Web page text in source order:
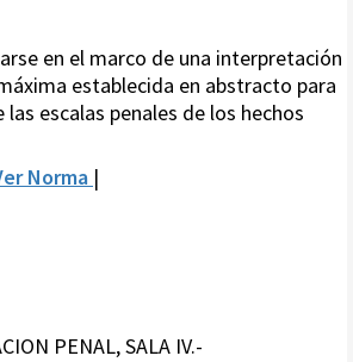
en el marco de una interpretación
establecida en abstracto para
escalas penales de los hechos
Norma |
PENAL, SALA IV.-